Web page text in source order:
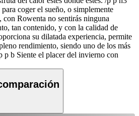
coger el sueño, o simplemente
con Rowenta no sentirás ninguna
tan contenido, y con la calidad de
su dilatada experiencia, permite
rendimiento, siendo uno de los más
p b Siente el placer del invierno con